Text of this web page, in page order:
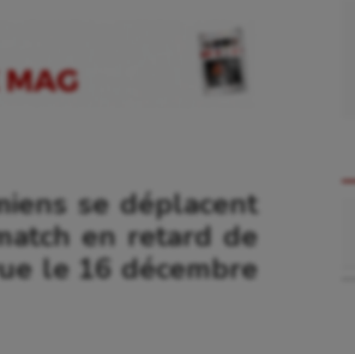
se déplacent
en retard de
le 16 décembre